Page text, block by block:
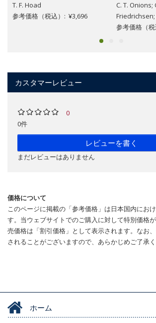
T. F. Hoad
参考価格（税込）: ¥3,696
C. T. Onions;
参考価格（
カスタマーレビュー
0
0件
レビューを書く
まだレビューはありません
価格について
このページに掲載の「参考価格」は日本国内にお
す。当ウェブサイトでのご購入に対して特別価格
売価格は「割引価格」として表示されます。なお
されることがございますので、あらかじめご了承く
ホーム